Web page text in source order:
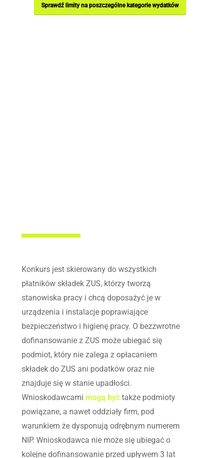
Sprawdź limity na poszczególne kategorie wydatków
Konkurs jest skierowany do wszystkich
płatników składek ZUS, którzy tworzą
stanowiska pracy i chcą doposażyć je w
urządzenia i instalacje poprawiające
bezpieczeństwo i higienę pracy. O bezzwrotne
dofinansowanie z ZUS może ubiegać się
podmiot, który nie zalega z opłacaniem
składek do ZUS ani podatków oraz nie
znajduje się w stanie upadłości.
Wnioskodawcami mogą byćtakże podmioty
powiązane, a nawet oddziały firm, pod
warunkiem że dysponują odrębnym numerem
NIP. Wnioskodawca nie może się ubiegać o
kolejne dofinansowanie przed upływem 3 lat